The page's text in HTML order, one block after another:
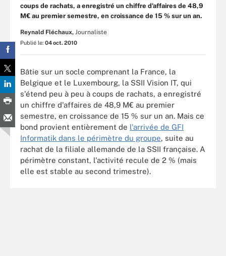
coups de rachats, a enregistré un chiffre d'affaires de 48,9
M€ au premier semestre, en croissance de 15 % sur un an.
Reynald Fléchaux, Journaliste
Publié le: 04 oct. 2010
Bâtie sur un socle comprenant la France, la
Belgique et le Luxembourg, la SSII Vision IT, qui
s'étend peu à peu à coups de rachats, a enregistré
un chiffre d'affaires de 48,9 M€ au premier
semestre, en croissance de 15 % sur un an. Mais ce
bond provient entièrement de l'arrivée de GFI
Informatik dans le périmètre du groupe, suite au
rachat de la filiale allemande de la SSII française. A
périmètre constant, l'activité recule de 2 % (mais
elle est stable au second trimestre).